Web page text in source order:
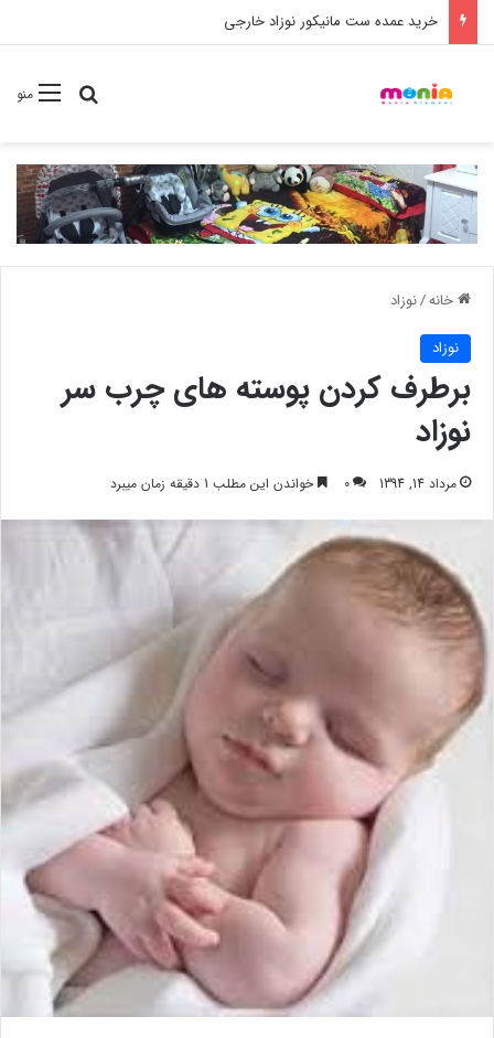
خرید شامپو سر و بدن 500 میل کودک موستلا
منوجستجو
خانه/نوزاد
نوزاد
برطرف کردن پوسته های چرب سر
نوزاد
مرداد 14, 1394 0 خواندن این مطلب 1 دقیقه زمان میبرد